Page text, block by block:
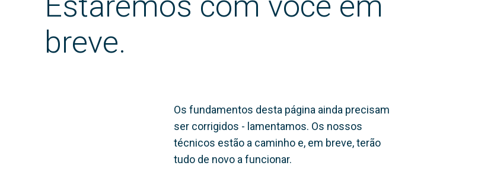
breve.
Os fundamentos desta página ainda precisam
ser corrigidos - lamentamos. Os nossos
técnicos estão a caminho e, em breve, terão
tudo de novo a funcionar.